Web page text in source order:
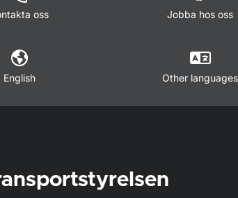
oss Jobba hos oss
English Other languages